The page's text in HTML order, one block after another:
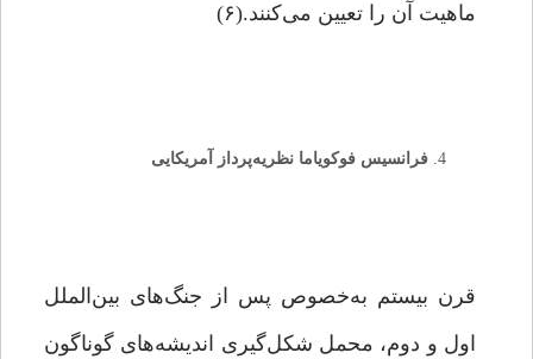
ماهیت آن را تعیین می‌کنند.(۶)
فرانسیس فوکویاما نظریه‌پرداز آمریکایی
قرن بیستم به‌خصوص پس از جنگ‌های بین‌الملل
اول و دوم، محمل شکل‌گیری اندیشه‌های گوناگون